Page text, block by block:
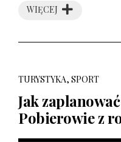
WIĘCEJ
TURYSTYKA, SPORT
Jak
Pobierowie z